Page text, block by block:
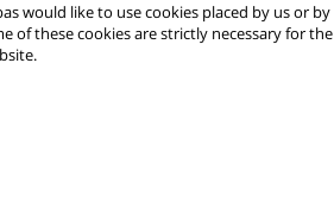
would like to use cookies placed by us or by
of these cookies are strictly necessary for the